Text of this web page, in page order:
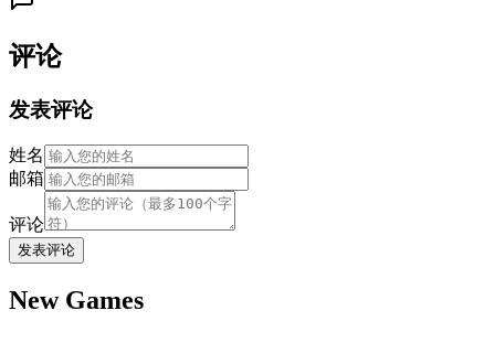
评论
发表评论
姓名
邮箱
评论
发表评论
New Games